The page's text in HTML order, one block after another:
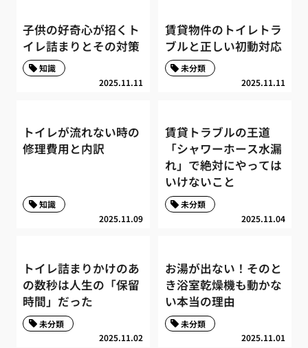
子供の好奇心が招くト
イレ詰まりとその対策
2025.11.11
知識
賃貸物件のトイレトラ
ブルと正しい初動対応
2025.11.11
未分類
トイレが流れない時の
修理費用と内訳
2025.11.09
知識
賃貸トラブルの王道
「シャワーホース水漏
れ」で絶対にやっては
いけないこと
2025.11.04
未分類
トイレ詰まりかけのあ
の数秒は人生の「保留
時間」だった
2025.11.02
未分類
お湯が出ない！そのと
き浴室乾燥機も動かな
い本当の理由
2025.11.01
未分類